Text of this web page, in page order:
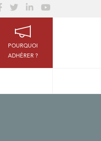
POURQUOI
ADHÉRER ?